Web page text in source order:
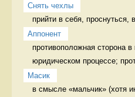
Снять чехлы
прийти в себя, проснуться,
Аппонент
противоположная сторона
юридическом процессе;
Масик
в смысле «мальчик» (хотя